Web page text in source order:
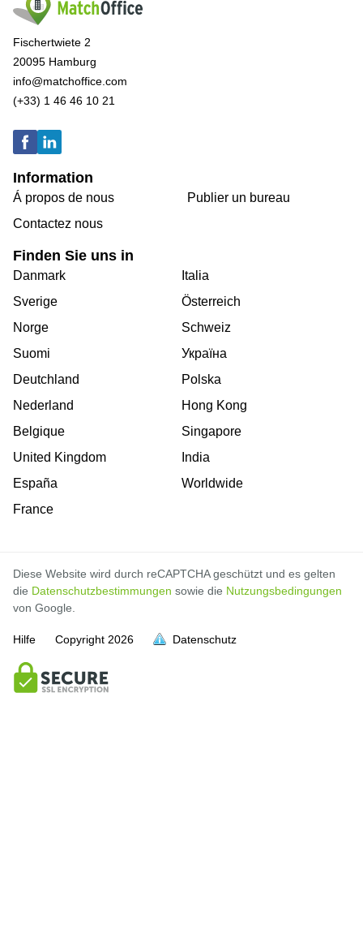
Fischertwiete 2
20095 Hamburg
info@matchoffice.com
(+33) 1 46 46 10 21
Information
Á propos de nous
Contactez nous
Publier un bureau
Finden Sie uns in
Danmark
Sverige
Norge
Suomi
Deutchland
Nederland
Belgique
United Kingdom
España
France
Italia
Österreich
Schweiz
Україна
Polska
Hong Kong
Singapore
India
Worldwide
Diese Website wird durch reCAPTCHA geschützt und es gelten
die Datenschutzbestimmungen sowie die Nutzungsbedingungen
von Google.
Hilfe Copyright 2026 Datenschutz